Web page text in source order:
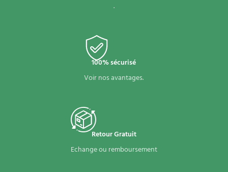
.
100% sécurisé
Voir nos avantages.
Retour Gratuit
Echange ou remboursement